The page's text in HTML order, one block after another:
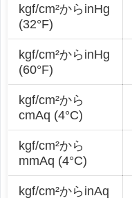
kgf/cm²からinHg
(32°F)
kgf/cm²からinHg
(60°F)
kgf/cm²から
cmAq (4°C)
kgf/cm²から
mmAq (4°C)
kgf/cm²からinAq